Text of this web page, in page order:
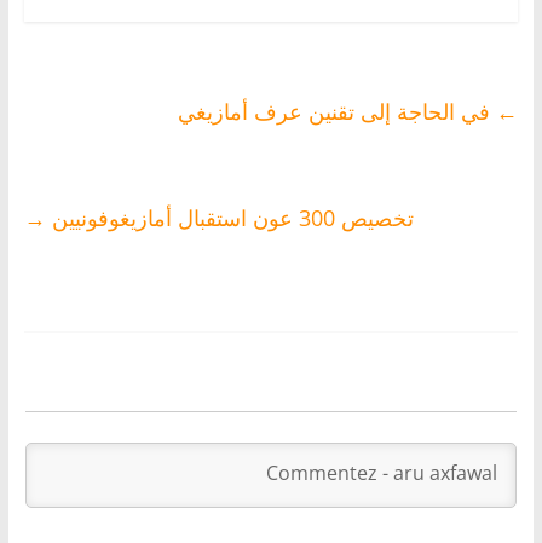
← في الحاجة إلى تقنين عرف أمازيغي
تخصيص 300 عون استقبال أمازيغوفونيين →